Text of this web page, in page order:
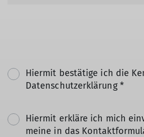
Hiermit bestätige ich die
Datenschutzerklärung *
Hiermit erkläre ich mich
meine in das